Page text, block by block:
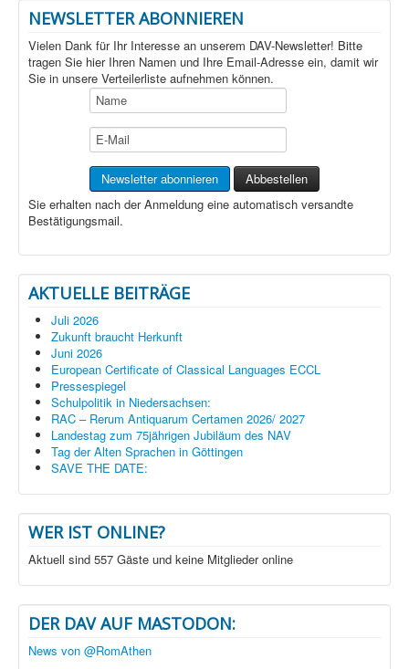
NEWSLETTER ABONNIEREN
Vielen Dank für Ihr Interesse an unserem DAV-Newsletter! Bitte
tragen Sie hier Ihren Namen und Ihre Email-Adresse ein, damit wir
Sie in unsere Verteilerliste aufnehmen können.
Sie erhalten nach der Anmeldung eine automatisch versandte
Bestätigungsmail.
AKTUELLE BEITRÄGE
Juli 2026
Zukunft braucht Herkunft
Juni 2026
European Certificate of Classical Languages ECCL
Pressespiegel
Schulpolitik in Niedersachsen:
RAC – Rerum Antiquarum Certamen 2026/ 2027
Landestag zum 75jährigen Jubiläum des NAV
Tag der Alten Sprachen in Göttingen
SAVE THE DATE:
WER IST ONLINE?
Aktuell sind 557 Gäste und keine Mitglieder online
DER DAV AUF MASTODON:
News von @RomAthen